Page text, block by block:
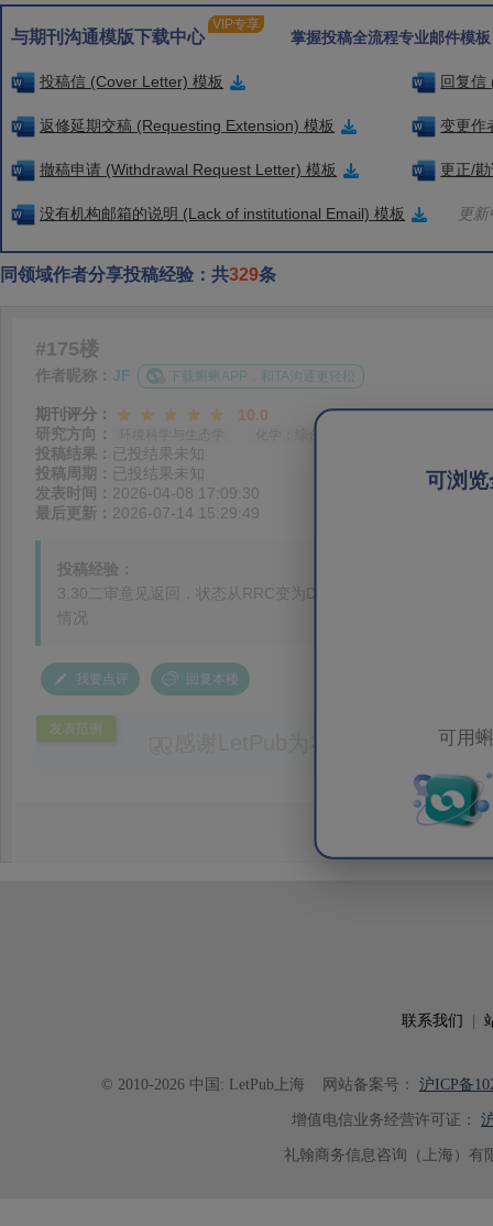
与期刊沟通模版下载中心
VIP专享
掌握投稿全流程专业邮件模
投稿信 (Cover Letter) 模板 回复信
返修延期交稿 (Requesting Extension) 模板 变更作
撤稿申请 (Withdrawal Request Letter) 模板 更正/
没有机构邮箱的说明 (Lack of institutional Email) 模板 更
同领域作者分享投稿经验：共329条
可浏
可用
#175楼
作者昵称： JF 下载蝌蝌APP，和TA沟通更轻松
期刊评分：
10.0
研究方向：
投稿结果： 已投结果未知
投稿周期： 已投结果未知
发表时间： 2026-04-08 17:09:30
最后更新： 2026-07-14 15:29:49
投稿经验：
3.30二审意见返回，状态从RRC变为DIP，4.1系统状态自动变
情况
我要点评 回复本楼
发表范例
感谢LetPub为本论文提供专业
务。编辑结合论文中全光谱响应S
效应及界面电荷传输等研究内容，
论述逻辑进行了系统梳理，使研究
析及机理讨论之间的关系更加清晰
联系我们
© 2010-2026 中国: LetPub上海 网站备案号： 沪ICP备
增值电信业务经营许可证：
礼翰商务信息咨询（上海）